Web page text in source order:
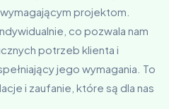
projektom.
co pozwala nam
potrzeb klienta i
jego wymagania. To
i zaufanie, które są dla nas